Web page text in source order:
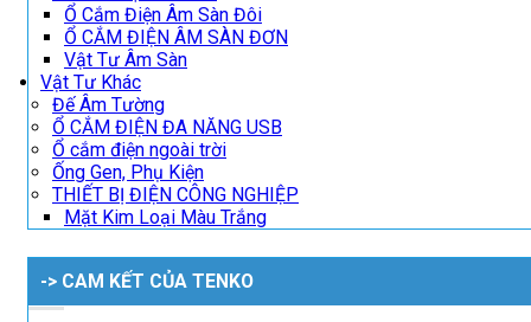
Ổ Cắm Điện Âm Sàn Đôi
Ổ CẮM ĐIỆN ÂM SÀN ĐƠN
Vật Tư Âm Sàn
Vật Tư Khác
Đế Âm Tường
Ổ CẮM ĐIỆN ĐA NĂNG USB
Ổ cắm điện ngoài trời
Ống Gen, Phụ Kiện
THIẾT BỊ ĐIỆN CÔNG NGHIỆP
Mặt Kim Loại Màu Trắng
-> CAM KẾT CỦA TENKO